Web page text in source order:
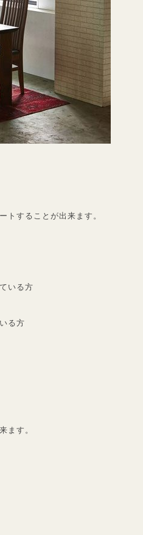
トすることが出来ます。
いる方
る方
ます。